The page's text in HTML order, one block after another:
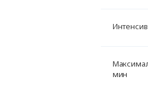
мин